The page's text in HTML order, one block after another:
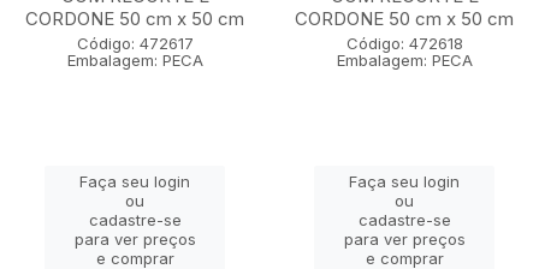
CORDONE 50 cm x 50 cm
Código: 472617
Embalagem: PECA
Faça seu login
ou
cadastre-se
para ver preços
e comprar
CORDONE 50 cm x 50 cm
Código: 472618
Embalagem: PECA
Faça seu login
ou
cadastre-se
para ver preços
e comprar